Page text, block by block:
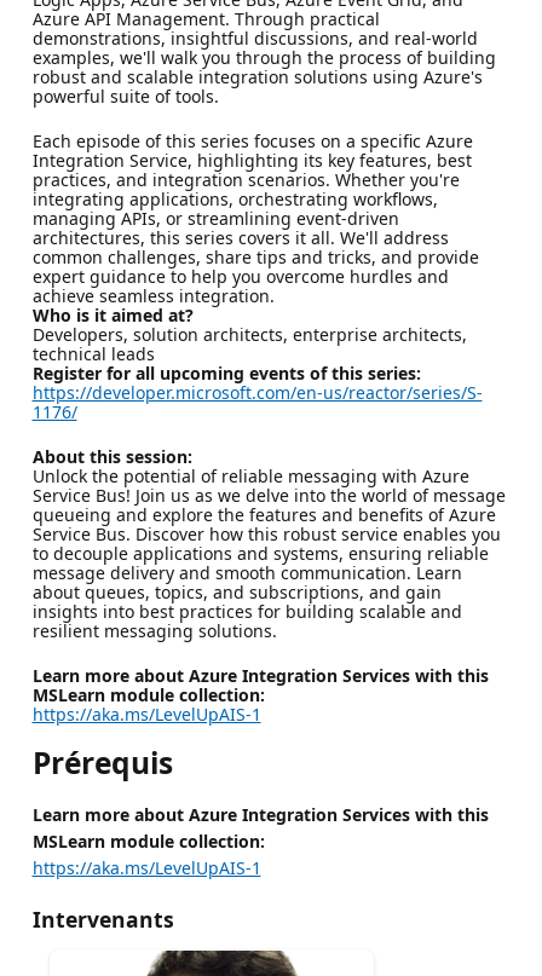
Azure API Management. Through practical
demonstrations, insightful discussions, and real-world
examples, we'll walk you through the process of building
robust and scalable integration solutions using Azure's
powerful suite of tools.
Each episode of this series focuses on a specific Azure
Integration Service, highlighting its key features, best
practices, and integration scenarios. Whether you're
integrating applications, orchestrating workflows,
managing APIs, or streamlining event-driven
architectures, this series covers it all. We'll address
common challenges, share tips and tricks, and provide
expert guidance to help you overcome hurdles and
achieve seamless integration.
Who is it aimed at?
Developers, solution architects, enterprise architects,
technical leads
Register for all upcoming events of this series:
https://developer.microsoft.com/en-us/reactor/series/S-
1176/
About this session:
Unlock the potential of reliable messaging with Azure
Service Bus! Join us as we delve into the world of message
queueing and explore the features and benefits of Azure
Service Bus. Discover how this robust service enables you
to decouple applications and systems, ensuring reliable
message delivery and smooth communication. Learn
about queues, topics, and subscriptions, and gain
insights into best practices for building scalable and
resilient messaging solutions.
Learn more about Azure Integration Services with this
MSLearn module collection:
https://aka.ms/LevelUpAIS-1
Prérequis
Learn more about Azure Integration Services with this
MSLearn module collection:
https://aka.ms/LevelUpAIS-1
Intervenants